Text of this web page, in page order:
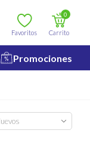
Favoritos Carrito
0
Promociones